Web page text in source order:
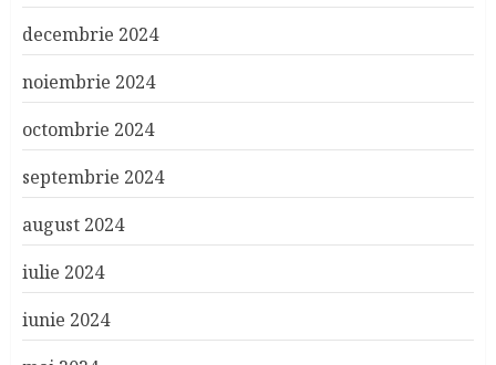
decembrie 2024
noiembrie 2024
octombrie 2024
septembrie 2024
august 2024
iulie 2024
iunie 2024